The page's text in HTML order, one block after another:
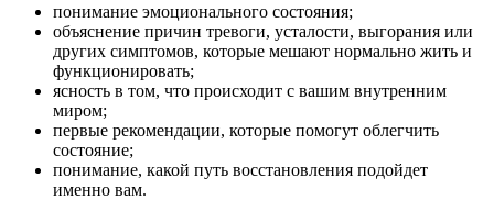
понимание эмоционального состояния;
объяснение причин тревоги, усталости, выгорания или
других симптомов, которые мешают нормально жить и
функционировать;
ясность в том, что происходит с вашим внутренним
миром;
первые рекомендации, которые помогут облегчить
состояние;
понимание, какой путь восстановления подойдет
именно вам.